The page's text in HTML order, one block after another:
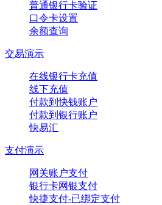
普通银行卡验证
口令卡设置
余额查询
交易演示
在线银行卡充值
线下充值
付款到快钱账户
付款到银行账户
快易汇
支付演示
网关账户支付
银行卡网银支付
快捷支付-已绑定支付